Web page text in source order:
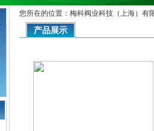
您所在的位置：梅科阀业科技（上海）有
产品展示